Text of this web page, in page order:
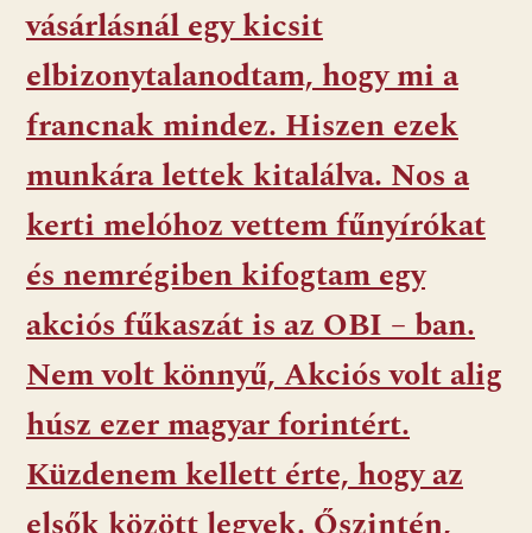
vásárlásnál egy kicsit
elbizonytalanodtam, hogy mi a
francnak mindez. Hiszen ezek
munkára lettek kitalálva. Nos a
kerti melóhoz vettem fűnyírókat
és nemrégiben kifogtam egy
akciós fűkaszát is az OBI – ban.
Nem volt könnyű, Akciós volt alig
húsz ezer magyar forintért.
Küzdenem kellett érte, hogy az